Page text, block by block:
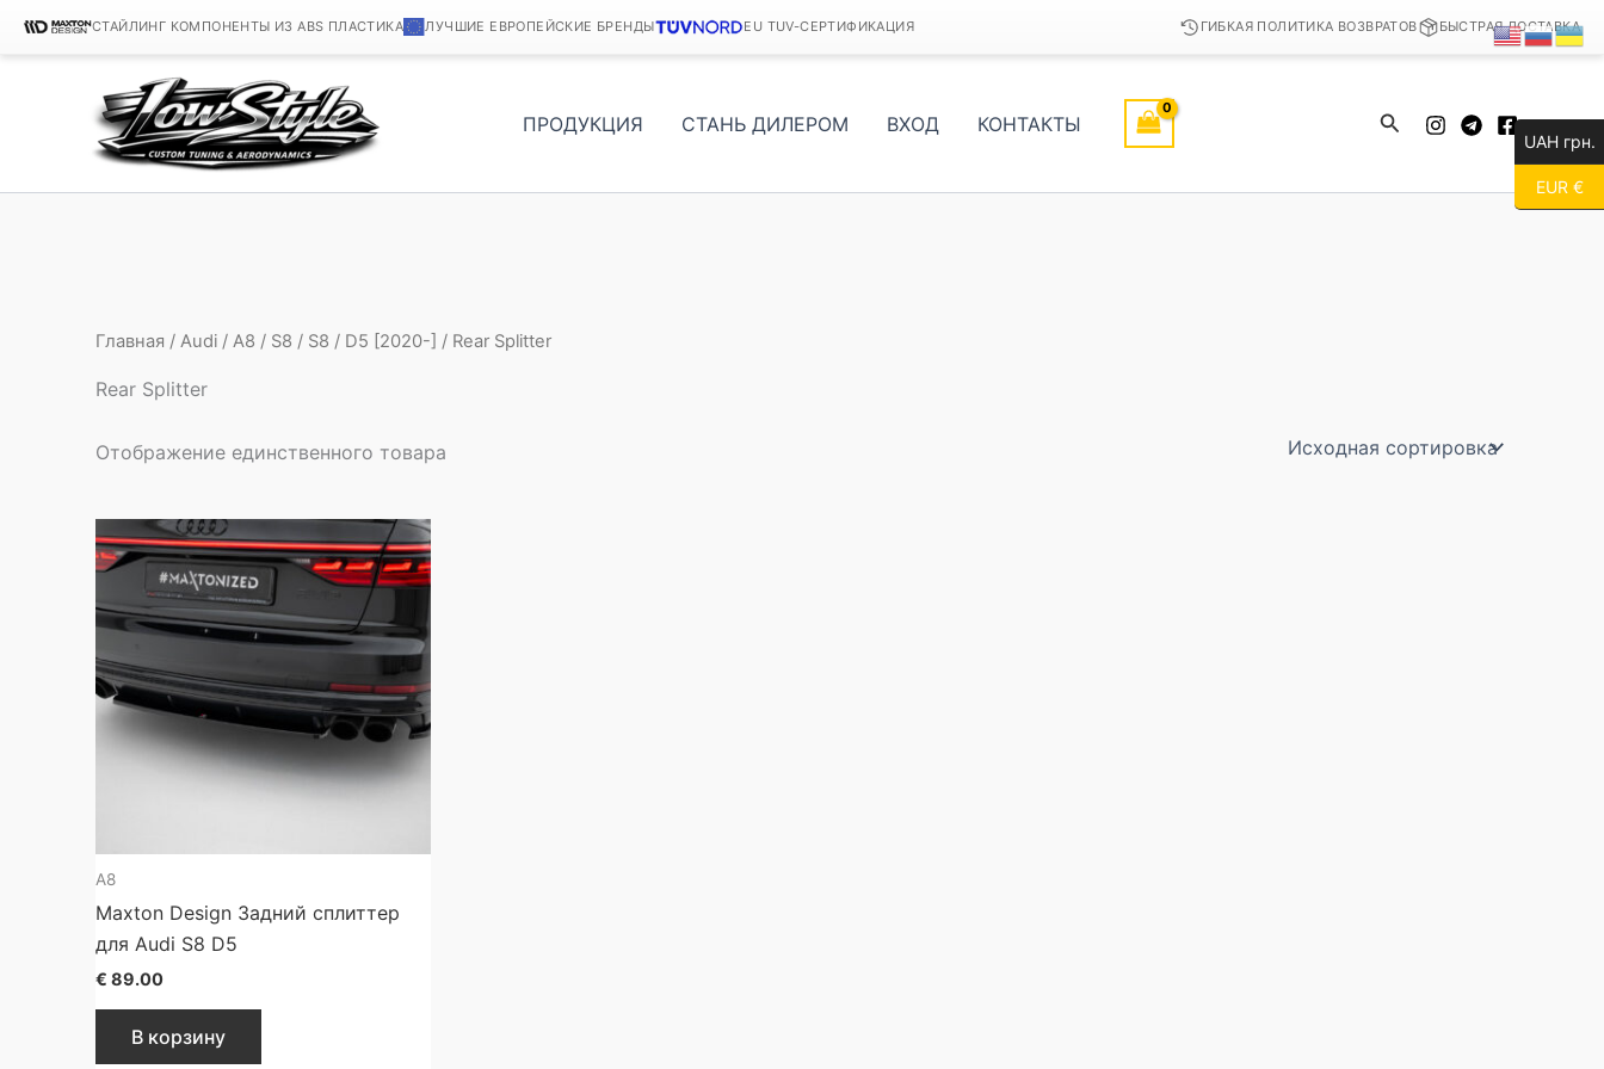
СТАЙЛИНГ КОМПОНЕНТЫ ИЗ ABS ПЛАСТИКА ЛУЧШИЕ ЕВРОПЕЙСКИЕ БРЕНДЫ EU TUV-СЕРТИФИКАЦИЯ ГИБКАЯ ПОЛИТИКА ВОЗВРАТОВ БЫСТРАЯ ДОСТАВКА
содержимому
ПРОДУКЦИЯ СТАНЬ ДИЛЕРОМ ВХОД КОНТАКТЫ Поиск
Главная / Audi / A8 / S8 / S8 / D5 [2020-] / Rear Splitter
Rear Splitter
Отображение единственного товара
A8
Maxton Design Задний сплиттер
для Audi S8 D5
€ 89.00
В корзину
UAH грн.
EUR €